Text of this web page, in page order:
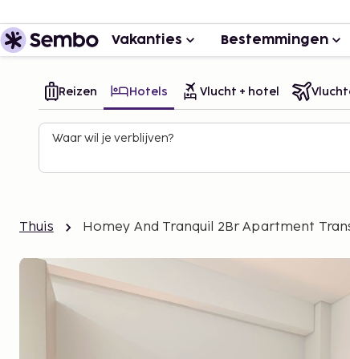
Vakanties Bestemmingen
Reizen Hotels Vlucht + hotel
Waar wil je verblijven?
Thuis Homey And Tranquil 2Br Apartment